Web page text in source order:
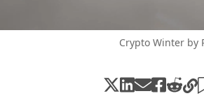
Crypto Winter by